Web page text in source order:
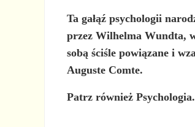
Ta gałąź psychologii
przez Wilhelma Wundta, w
sobą ściśle powiązane i
Auguste Comte.
Patrz również Psychologia.